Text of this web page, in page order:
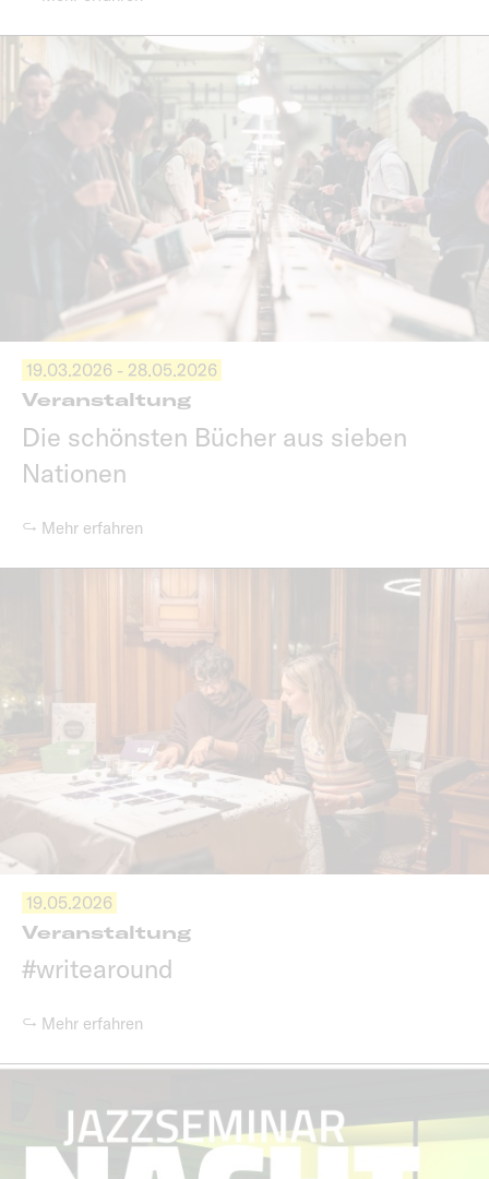
19.03.2026 - 28.05.2026
Veranstaltung
Die schönsten Bücher aus sieben
Nationen
↪ Mehr erfahren
19.05.2026
Veranstaltung
#writearound
↪ Mehr erfahren